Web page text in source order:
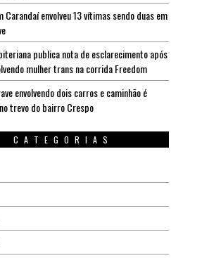
Carandaí envolveu 13 vítimas sendo duas em
publica nota de esclarecimento após
mulher trans na corrida Freedom
envolvendo dois carros e caminhão é
trevo do bairro Crespo
CATEGORIAS